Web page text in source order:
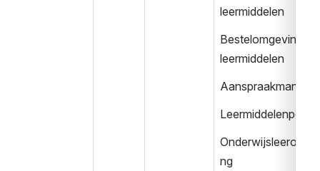
leermiddelen
Bestelomgeving
leermiddelen
Aanspraakmanager
ng